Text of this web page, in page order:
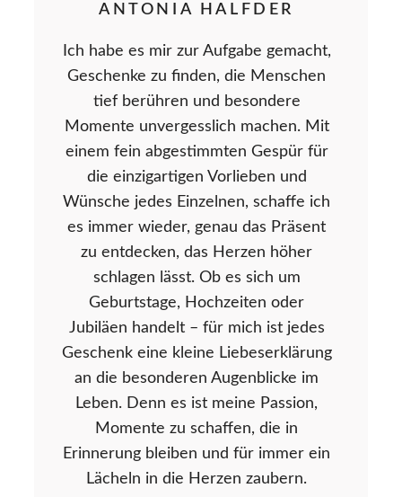
ANTONIA HALFDER
Ich habe es mir zur Aufgabe gemacht,
Geschenke zu finden, die Menschen
tief berühren und besondere
Momente unvergesslich machen. Mit
einem fein abgestimmten Gespür für
die einzigartigen Vorlieben und
Wünsche jedes Einzelnen, schaffe ich
es immer wieder, genau das Präsent
zu entdecken, das Herzen höher
schlagen lässt. Ob es sich um
Geburtstage, Hochzeiten oder
Jubiläen handelt – für mich ist jedes
Geschenk eine kleine Liebeserklärung
an die besonderen Augenblicke im
Leben. Denn es ist meine Passion,
Momente zu schaffen, die in
Erinnerung bleiben und für immer ein
Lächeln in die Herzen zaubern.